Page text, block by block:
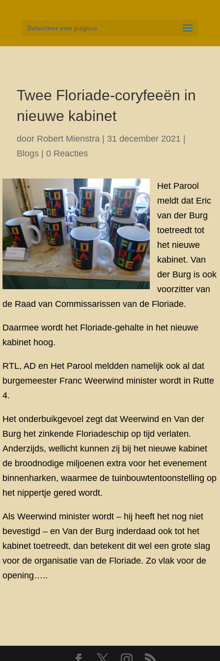
Selecteer een pagina
Twee Floriade-coryfeeën in
nieuwe kabinet
door Robert Mienstra| 31 december 2021
Blogs| 0 Reacties
Het Parool
meldt dat Eric
van der Burg
toetreedt tot
het nieuwe
kabinet. Van
der Burg is ook
voorzitter van
de Raad van Commissarissen van de Floriade.
Daarmee wordt het Floriade-gehalte in het nieuwe
kabinet hoog.
RTL, AD en Het Parool meldden namelijk ook al dat
burgemeester Franc Weerwind minister wordt in Rutte
4.
Het onderbuikgevoel zegt dat Weerwind en Van der
Burg het zinkende Floriadeschip op tijd verlaten.
Anderzijds, wellicht kunnen zij bij het nieuwe kabinet
de broodnodige miljoenen extra voor het evenement
binnenharken, waarmee de tuinbouwtentoonstelling op
het nippertje gered wordt.
Als Weerwind minister wordt – hij heeft het nog niet
bevestigd – en Van der Burg inderdaad ook tot het
kabinet toetreedt, dan betekent dit wel een grote slag
voor de organisatie van de Floriade. Zo vlak voor de
opening…..